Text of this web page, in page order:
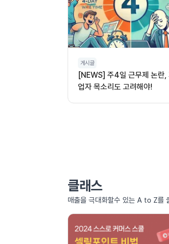
게시글
[NEWS] 주4일 근무제 논란,
업자 목소리도 고려해야!
클래스
매출을 극대화할수 있는 A to Z를